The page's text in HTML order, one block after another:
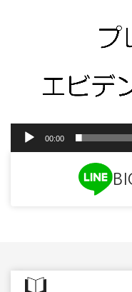
00:00